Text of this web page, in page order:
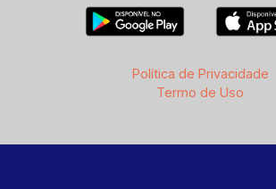
Política de Privacidade
Termo de Uso